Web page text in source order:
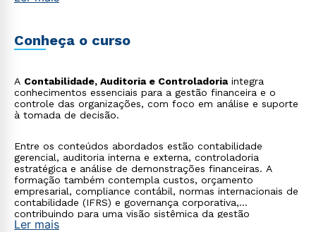
Conheça o curso
A Contabilidade, Auditoria e Controladoriaintegra
conhecimentos essenciais para a gestão financeira e o
controle das organizações, com foco em análise e suporte
à tomada de decisão.
Entre os conteúdos abordados estão contabilidade
gerencial, auditoria interna e externa, controladoria
estratégica e análise de demonstrações financeiras. A
formação também contempla custos, orçamento
empresarial, compliance contábil, normas internacionais de
contabilidade (IFRS) e governança corporativa,
contribuindo para uma visão sistêmica da gestão
organizacional.
Ler mais